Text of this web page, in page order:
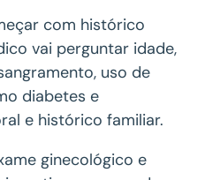
com histórico
vai perguntar idade,
uso de
diabetes e
e histórico familiar.
ginecológico e